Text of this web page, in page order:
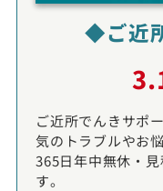
◆ご近
ご近所でんきサポ
気のトラブルやお
365日年中無休・
す。